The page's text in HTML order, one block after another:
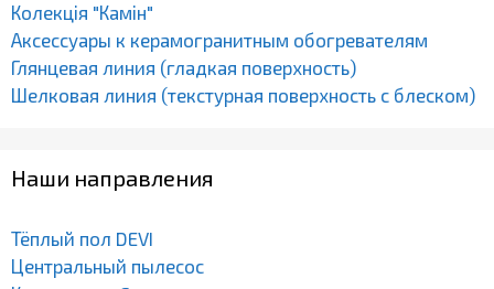
Колекція "Камін"
Аксессуары к керамогранитным обогревателям
Глянцевая линия (гладкая поверхность)
Шелковая линия (текстурная поверхность с блеском)
Наши направления
Тёплый пол DEVI
Центральный пылесос